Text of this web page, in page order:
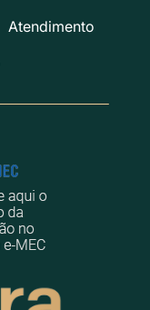
Atendimento